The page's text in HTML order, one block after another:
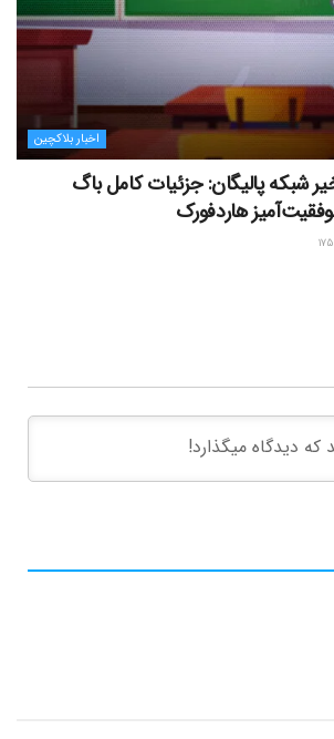
اخبار بلاکچین
شبکه پالیگان: جزئیات کامل باگ
هاردفورک